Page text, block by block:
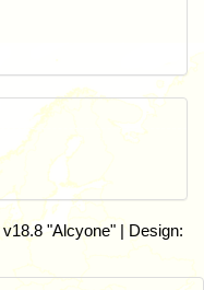
v18.8 "Alcyone" | Design: